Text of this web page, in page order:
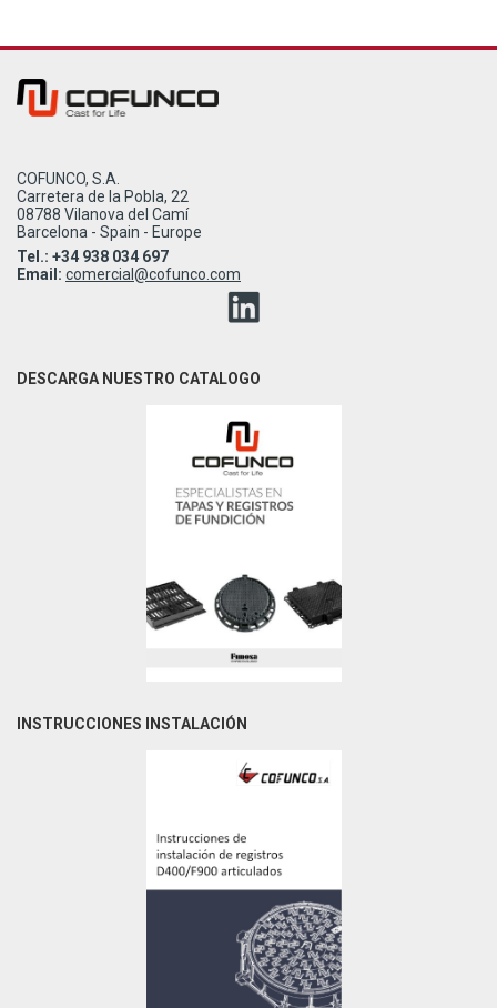
COFUNCO, S.A.
Carretera de la Pobla, 22
08788 Vilanova del Camí
Barcelona - Spain - Europe
Tel.: +34 938 034 697
Email: comercial@cofunco.com
DESCARGA NUESTRO CATALOGO
INSTRUCCIONES INSTALACIÓN